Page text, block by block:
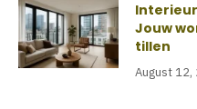
Jouw
tillen
August 12,